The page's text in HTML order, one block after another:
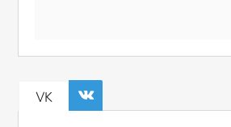
VK